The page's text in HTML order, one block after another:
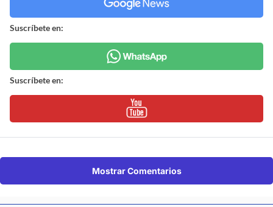
Suscríbete en:
Suscríbete en:
Mostrar Comentarios